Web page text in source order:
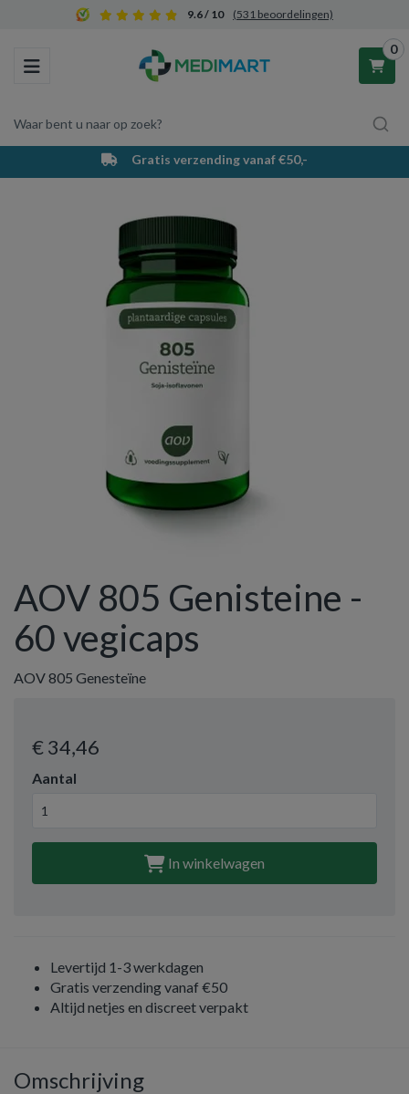
9.6 / 10 (531 beoordelingen)
Toggle navigation
Waar bent u naar op zoek?
0
Winkelwagen
Uw winkelwagen is leeg.
Vul hem met producten.
Gratis verzending vanaf €50,-
AOV 805 Genisteine -
60 vegicaps
AOV 805 Genesteïne
€ 34,46
Aantal
In winkelwagen
Levertijd 1-3 werkdagen
Gratis verzending vanaf €50
Altijd netjes en discreet verpakt
Omschrijving